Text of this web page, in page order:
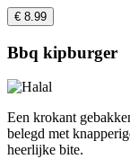
€ 8.99
Bbq kipburger
Een krokant
belegd met
heerlijke bite.